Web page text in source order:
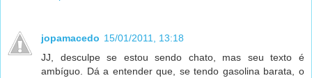
jopamacedo 15/01/2011, 13:18
JJ, desculpe se estou sendo chato, mas seu texto é
ambíguo. Dá a entender que, se tendo gasolina barata, o